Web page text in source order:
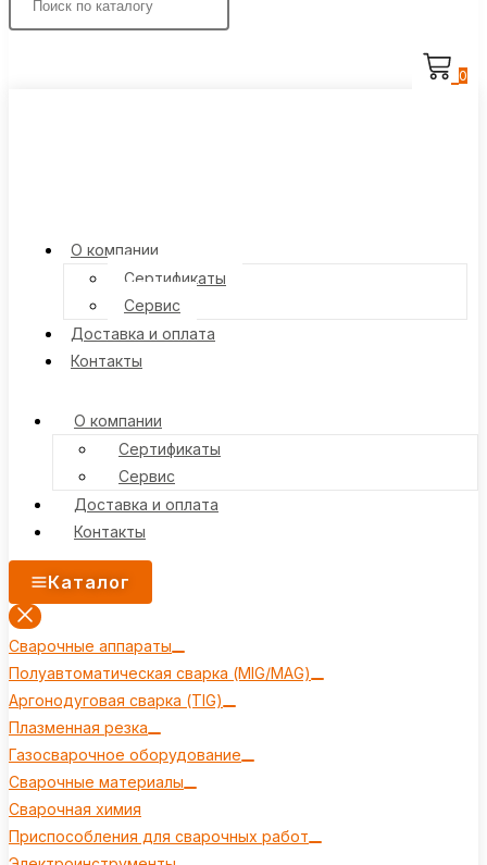
0
О компании
Сертификаты
Сервис
Доставка и оплата
Контакты
О компании
Сертификаты
Сервис
Доставка и оплата
Контакты
Каталог
Сварочные аппараты
Полуавтоматическая сварка (MIG/MAG)
Аргонодуговая сварка (TIG)
Плазменная резка
Газосварочное оборудование
Сварочные материалы
Сварочная химия
Приспособления для сварочных работ